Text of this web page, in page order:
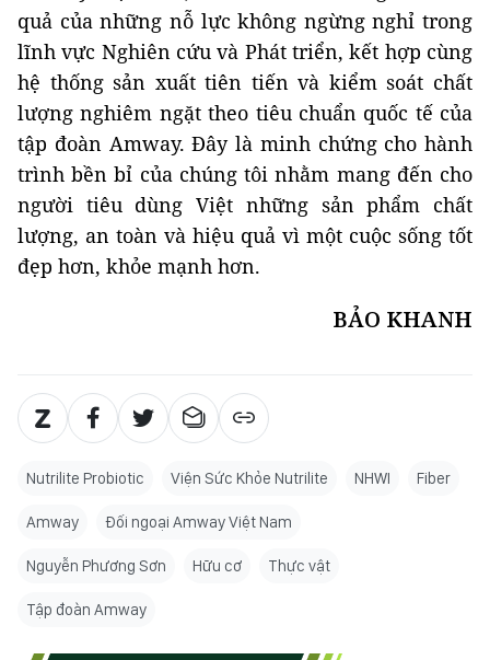
quả của những nỗ lực không ngừng nghỉ trong
lĩnh vực Nghiên cứu và Phát triển, kết hợp cùng
hệ thống sản xuất tiên tiến và kiểm soát chất
lượng nghiêm ngặt theo tiêu chuẩn quốc tế của
tập đoàn Amway. Đây là minh chứng cho hành
trình bền bỉ của chúng tôi nhằm mang đến cho
người tiêu dùng Việt những sản phẩm chất
lượng, an toàn và hiệu quả vì một cuộc sống tốt
đẹp hơn, khỏe mạnh hơn.
BẢO KHANH
Nutrilite Probiotic Viện Sức Khỏe Nutrilite NHWI Fiber
Amway Đối ngoại Amway Việt Nam
Nguyễn Phương Sơn Hữu cơ Thực vật
Tập đoàn Amway